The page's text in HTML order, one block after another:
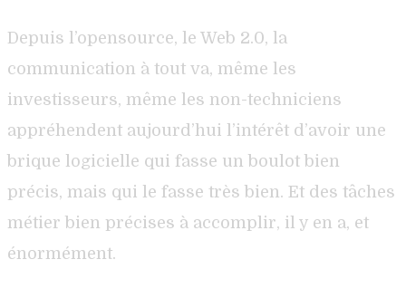
Depuis l’opensource, le Web 2.0, la
communication à tout va, même les
investisseurs, même les non-techniciens
appréhendent aujourd’hui l’intérêt d’avoir une
brique logicielle qui fasse un boulot bien
précis, mais qui le fasse très bien. Et des tâches
métier bien précises à accomplir, il y en a, et
énormément.